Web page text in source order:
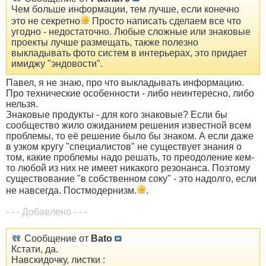
Чем больше информации, тем лучше, если конечно
это не секретно
Просто написать сделаем все что
угодно - недостаточно. Любые сложные или знаковые
проекты лучше размещать, также полезно
выкладывать фото систем в интерьерах, это придает
имиджу "эндовости".
Павел, я не знаю, про что выкладывать информацию.
Про технические особенности - либо неинтересно, либо
нельзя.
Знаковые продукты - для кого знаковые? Если бы
сообщество жило ожиданием решения известной всем
проблемы, то её решение было бы знаком. А если даже
в узком кругу "специалистов" не существует знания о
том, какие проблемы надо решать, то преодоление кем-
то любой из них не имеет никакого резонанса. Поэтому
существование "в собственном соку" - это надолго, если
не навсегда. Постмодернизм.
.
- - - Добавлено - - -
Сообщение от Bato
Кстати, да.
Навскидочку, листки :